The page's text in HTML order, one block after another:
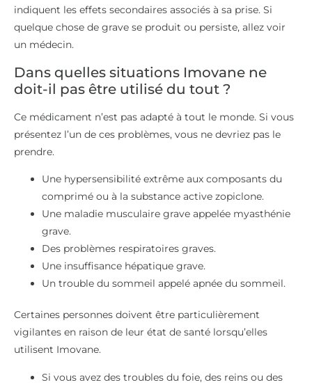
indiquent les effets secondaires associés à sa prise. Si
quelque chose de grave se produit ou persiste, allez voir
un médecin.
Dans quelles situations Imovane ne
doit-il pas être utilisé du tout ?
Ce médicament n’est pas adapté à tout le monde. Si vous
présentez l’un de ces problèmes, vous ne devriez pas le
prendre.
Une hypersensibilité extrême aux composants du
comprimé ou à la substance active zopiclone.
Une maladie musculaire grave appelée myasthénie
grave.
Des problèmes respiratoires graves.
Une insuffisance hépatique grave.
Un trouble du sommeil appelé apnée du sommeil.
Certaines personnes doivent être particulièrement
vigilantes en raison de leur état de santé lorsqu’elles
utilisent Imovane.
Si vous avez des troubles du foie, des reins ou des